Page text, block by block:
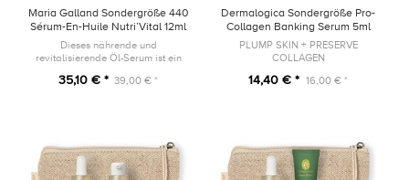
Maria Galland Sondergröße 440
Sérum-En-Huile Nutri’Vital 12ml
Dieses nährende und
revitalisierende Öl-Serum ist ein
trockenem, seidigem Finish für
35,10 € * 39,00 € *
Dermalogica Sondergröße Pro-
Collagen Banking Serum 5ml
PLUMP SKIN + PRESERVE
COLLAGEN
14,40 € * 16,00 € *